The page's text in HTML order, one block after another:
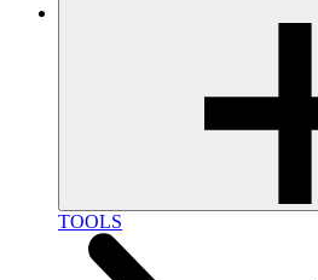
TOOLS